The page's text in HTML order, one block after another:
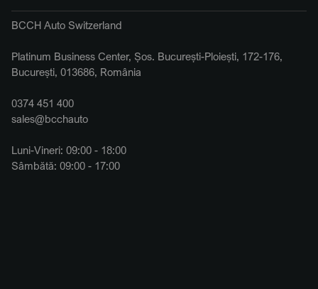
BCCH Auto Switzerland
Platinum Business Center, Șos. București-Ploiești, 172-176,
București, 013686, România
0374 451 400
sales@bcchauto
Luni-Vineri: 09:00 - 18:00
Sâmbătă: 09:00 - 17:00